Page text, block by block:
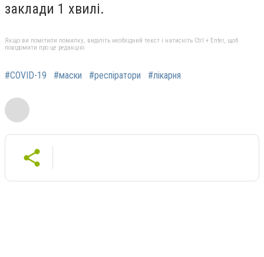
заклади 1 хвилі.
Якщо ви помітили помилку, виділіть необхідний текст і натисніть Ctrl + Enter, щоб
повідомити про це редакцію
#COVID-19 #маски #респіратори #лікарня